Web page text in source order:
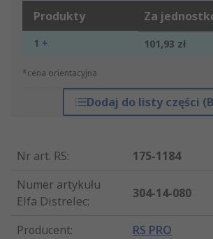
Produkty Za
1 + 101,93 zł
*cena orientacyjna
Dodaj do listy części
Nr art. RS:
175-1184
Numer artykułu
Elfa Distrelec:
304-14-080
Producent: RS PRO